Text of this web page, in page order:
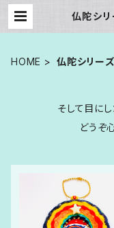
仏陀シ
HOME 仏陀シリーズ
そして目に
どうぞ